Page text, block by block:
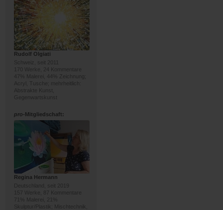
Rudolf Olgiati
Schweiz, seit 2011
170 Werke, 24 Kommentare
47% Malerei, 44% Zeichnung;
Acryl, Tusche; mehrheitlich:
Abstrakte Kunst,
Gegenwartskunst
pro-Mitgliedschaft:
Regina Hermann
Deutschland, seit 2019
157 Werke, 87 Kommentare
71% Malerei, 21%
Skulptur/Plastik; Mischtechnik,